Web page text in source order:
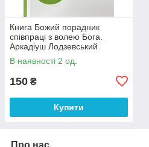
Книга Божий порадник
співпраці з волею Бога.
Аркадіуш Лодзевський
В наявності 2 од.
150 ₴
Купити
Про нас